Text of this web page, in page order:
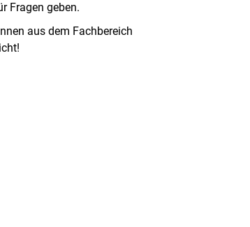
Fragen geben.
aus dem Fachbereich
neues Fenster)
öffnet neues Fenster)